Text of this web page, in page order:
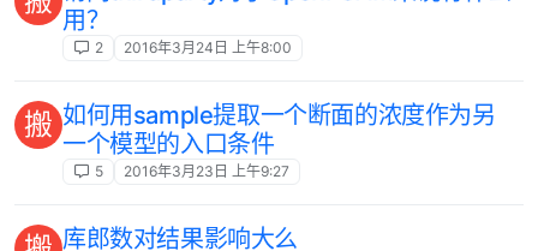
用？
2 2016年3月24日 上午8:00
搬 如何用sample提取一个断面的浓度作为另
一个模型的入口条件
5 2016年3月23日 上午9:27
库郎数对结果影响大么